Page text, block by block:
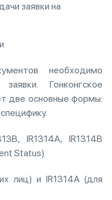
заявки на
необходимо
Гонконгское
две основные формы:
IR1314A, IR1314B
Status)
лиц) и IR1314A (для